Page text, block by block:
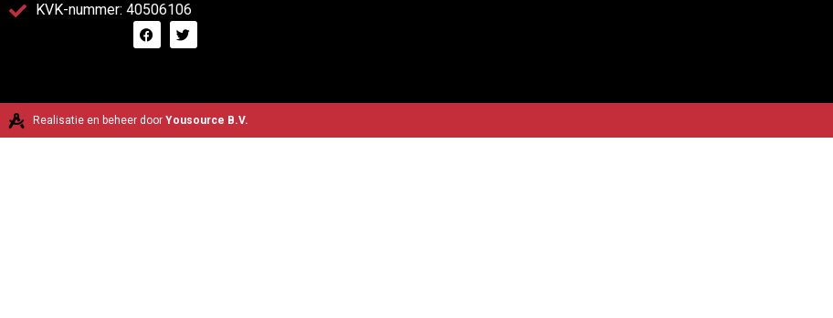
KVK-nummer: 40506106
Realisatie en beheer doorYousource B.V.